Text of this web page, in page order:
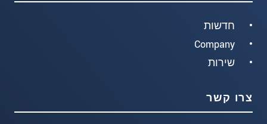
חדשות
Company
שירות
צרו קשר